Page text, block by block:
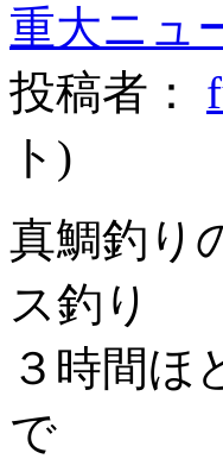
重大ニュ
投稿者：
ト )
真鯛釣り
ス釣り
３時間ほ
で